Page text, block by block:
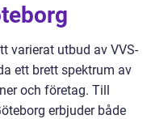
varierat utbud av VVS-
ett brett spektrum av
och företag. Till
erbjuder både